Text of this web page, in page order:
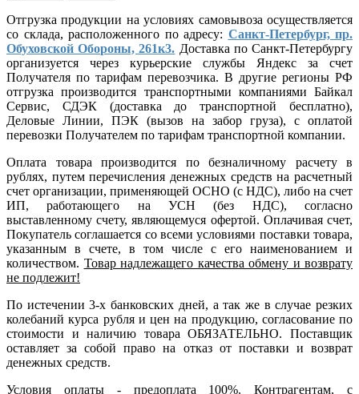
Отгрузка продукции на условиях самовывоза осуществляется
со склада, расположенного по адресу: Санкт-Петербург, пр.
Обуховской Обороны, 261к3. Доставка по Санкт-Петербургу
организуется через курьерские службы Яндекс за счет
Получателя по тарифам перевозчика. В другие регионы РФ
отгрузка производится транспортными компаниями Байкал
Сервис, СДЭК (доставка до транспортной бесплатно),
Деловые Линии, ПЭК (вызов на забор груза), с оплатой
перевозки Получателем по тарифам транспортной компании.
Оплата товара производится по безналичному расчету в
рублях, путем перечисления денежных средств на расчетный
счет организации, применяющей ОСНО (с НДС), либо на счет
ИП, работающего на УСН (без НДС), согласно
выставленному счету, являющемуся офертой. Оплачивая счет,
Покупатель соглашается со всеми условиями поставки товара,
указанным в счете, в том числе с его наименованием и
количеством. Товар надлежащего качества обмену и возврату
не подлежит!
По истечении 3-х банковских дней, а так же в случае резких
колебаний курса рубля и цен на продукцию, согласование по
стоимости и наличию товара ОБЯЗАТЕЛЬНО. Поставщик
оставляет за собой право на отказ от поставки и возврат
денежных средств.
Условия оплаты - предоплата 100%. Контрагентам, с